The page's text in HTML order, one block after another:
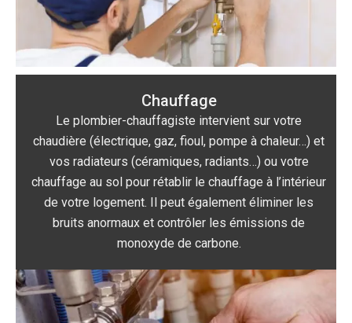
Chauffage
Le plombier-chauffagiste intervient sur votre
chaudière (électrique, gaz, fioul, pompe à chaleur…) et
vos radiateurs (céramiques, radiants…) ou votre
chauffage au sol pour rétablir le chauffage à l’intérieur
de votre logement. Il peut également éliminer les
bruits anormaux et contrôler les émissions de
monoxyde de carbone.